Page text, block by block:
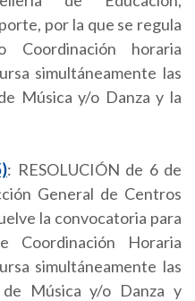
por la que se regula
Coordinación horaria
simultáneamente las
Música y/o Danza y la
: RESOLUCIÓN de 6 de
General de Centros
la convocatoria para
Coordinación Horaria
simultáneamente las
de Música y/o Danza y